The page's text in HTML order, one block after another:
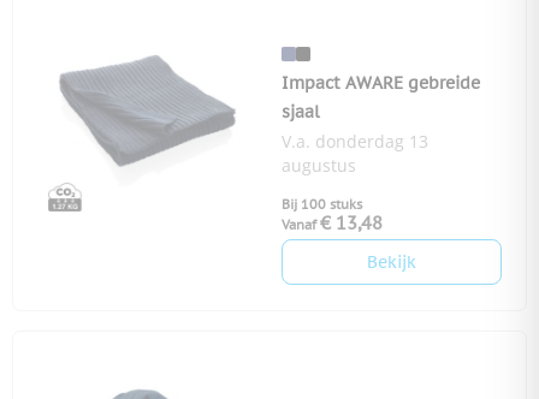
Impact AWARE gebreide
sjaal
V.a. donderdag 13
augustus
Bij 100 stuks
Vanaf € 13,48
Bekijk